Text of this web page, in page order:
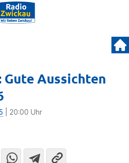
Aussichten
| 20:00 Uhr